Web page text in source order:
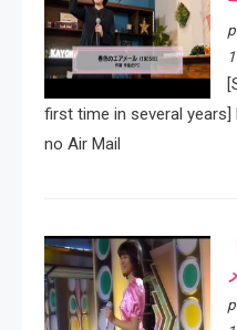
first time in several
no Air Mail